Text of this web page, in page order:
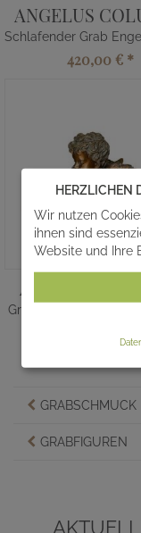
ANGELUS
420,00 € *
ANGELO MIT
Grabengel aus Bronze
GRABSCHMUCK
GRABFIGUREN
HERZLICHEN
Wir nutzen
ihnen sind
Website und Ihre